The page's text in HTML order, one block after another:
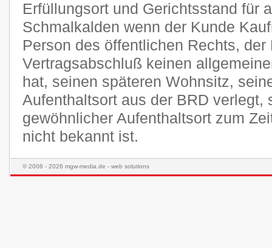
Erfüllungsort und Gerichtsstand für
Schmalkalden wenn der Kunde
Person des öffentlichen Rechts, der
Vertragsabschluß keinen
hat, seinen späteren Wohnsitz,
Aufenthaltsort aus der BRD verlegt,
gewöhnlicher Aufenthaltsort zum
nicht bekannt ist.
© 2006 - 2026 mgw-media.de - web solutions